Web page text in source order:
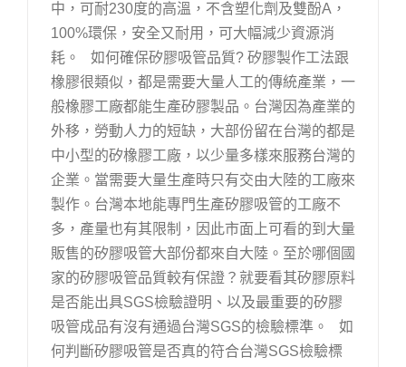
中，可耐230度的高溫，不含塑化劑及雙酚A，
100%環保，安全又耐用，可大幅減少資源消
耗。 如何確保矽膠吸管品質? 矽膠製作工法跟
橡膠很類似，都是需要大量人工的傳統產業，一
般橡膠工廠都能生產矽膠製品。台灣因為產業的
外移，勞動人力的短缺，大部份留在台灣的都是
中小型的矽橡膠工廠，以少量多樣來服務台灣的
企業。當需要大量生產時只有交由大陸的工廠來
製作。台灣本地能專門生產矽膠吸管的工廠不
多，產量也有其限制，因此市面上可看的到大量
販售的矽膠吸管大部份都來自大陸。至於哪個國
家的矽膠吸管品質較有保證？就要看其矽膠原料
是否能出具SGS檢驗證明、以及最重要的矽膠
吸管成品有沒有通過台灣SGS的檢驗標準。 如
何判斷矽膠吸管是否真的符合台灣SGS檢驗標